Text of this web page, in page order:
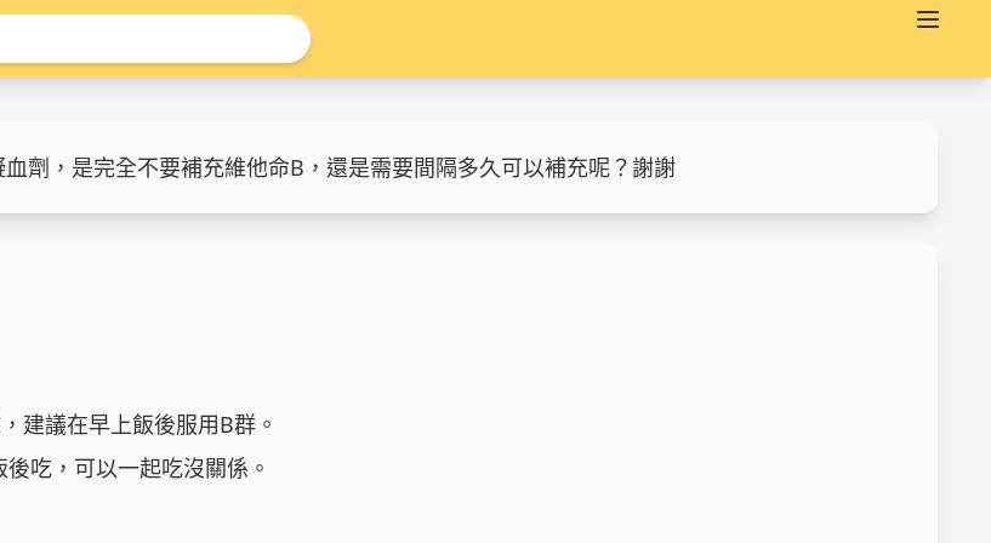
劑，是完全不要補充維他命B，還是需要間隔多久可以補充呢？謝謝
建議在早上飯後服用B群。
吃，可以一起吃沒關係。